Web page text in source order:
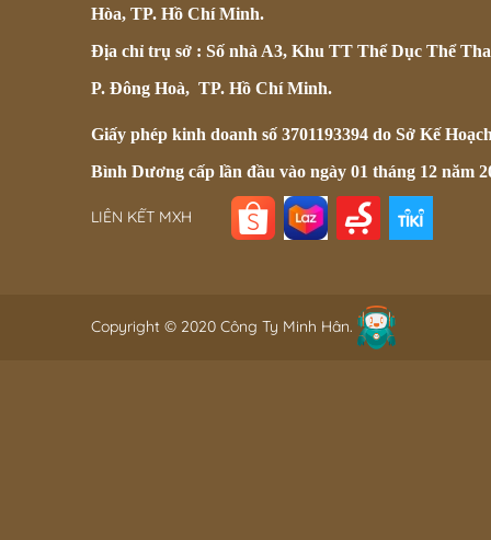
Hòa, TP. Hồ Chí Minh.
Địa chỉ trụ sở : Số nhà A3, Khu TT Thể Dục Thể
P. Đông Hoà, TP. Hồ Chí Minh.
Giấy phép kinh doanh số 3701193394 do Sở Kế
Bình Dương cấp lần đầu vào ngày 01 tháng 12 năm
LIÊN KẾT MXH
Copyright © 2020 Công Ty Minh Hân.